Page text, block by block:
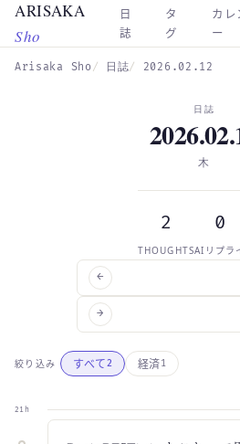
Skip to main content
ARISAKA
Sho
日
誌
タ
グ
カレ
ー
Arisaka Sho 日誌 2026.02.12
←
日誌
木
2
THOUGHTS
0
AIリプラ
→
絞り込み すべて2 経済1
21h